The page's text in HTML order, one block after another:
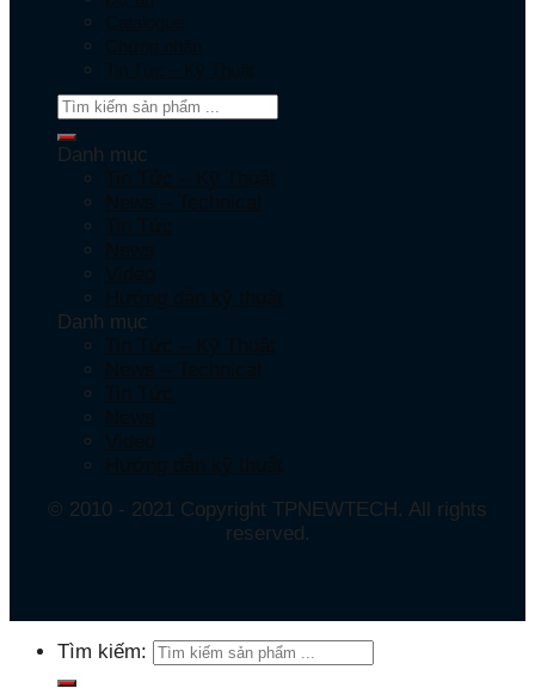
Danh mục
Danh mục
© 2010 - 2021 Copyright TPNEWTECH. All rights
reserved.
Tìm kiếm: